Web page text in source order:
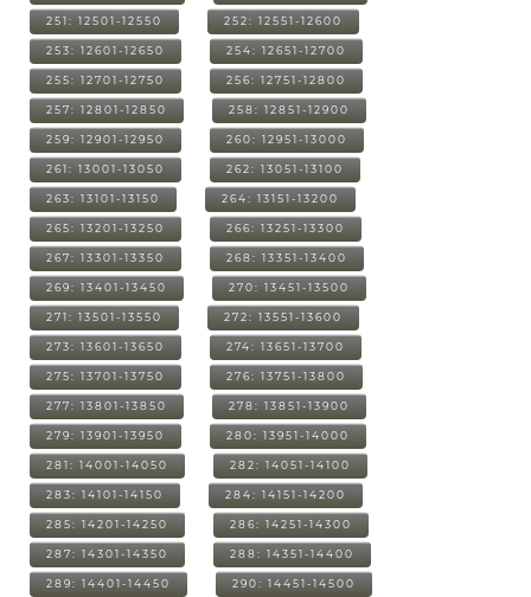
251: 12501-12550 252: 12551-12600
253: 12601-12650 254: 12651-12700
255: 12701-12750 256: 12751-12800
257: 12801-12850 258: 12851-12900
259: 12901-12950 260: 12951-13000
261: 13001-13050 262: 13051-13100
263: 13101-13150 264: 13151-13200
265: 13201-13250 266: 13251-13300
267: 13301-13350 268: 13351-13400
269: 13401-13450 270: 13451-13500
271: 13501-13550 272: 13551-13600
273: 13601-13650 274: 13651-13700
275: 13701-13750 276: 13751-13800
277: 13801-13850 278: 13851-13900
279: 13901-13950 280: 13951-14000
281: 14001-14050 282: 14051-14100
283: 14101-14150 284: 14151-14200
285: 14201-14250 286: 14251-14300
287: 14301-14350 288: 14351-14400
289: 14401-14450 290: 14451-14500